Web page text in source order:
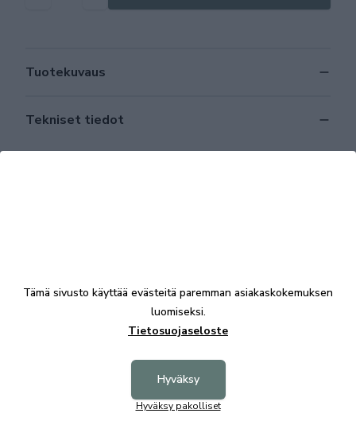
Tuotekuvaus
Tekniset tiedot
Tämä sivusto käyttää evästeitä paremman asiakaskokemuksen
luomiseksi.
Tietosuojaseloste
Hyväksy
Hyväksy pakolliset